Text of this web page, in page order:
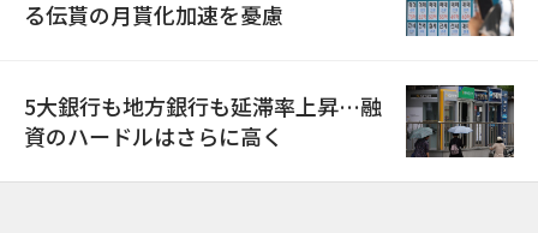
る伝貰の月貰化加速を憂慮
5大銀行も地方銀行も延滞率上昇…融
資のハードルはさらに高く